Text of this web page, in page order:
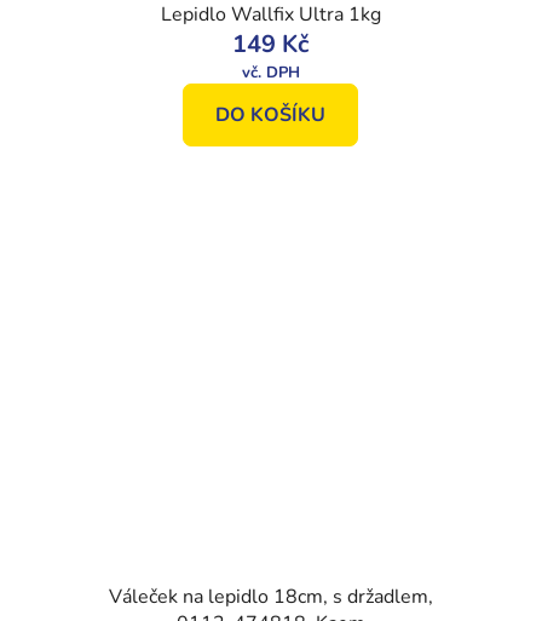
Lepidlo Wallfix Ultra 1kg
149 Kč
DO KOŠÍKU
Váleček na lepidlo 18cm, s držadlem,